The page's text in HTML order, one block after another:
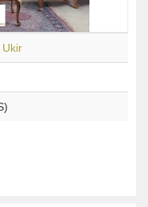
Ukir